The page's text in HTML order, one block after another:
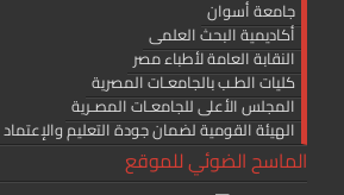
جامعة أسوان
أكاديمية البحث العلمى
النقابة العامة لأطباء مصر
كليات الطـب بالجامعـات المصرية
المجلس الأعلى للجامعـات المصـرية
الهيئة القومية لضمان جودة التعليم والإعتماد
الماسح الضوئي للموقع